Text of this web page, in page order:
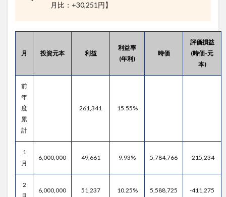
月比：+30,251円】
月 投資元本 利益
利益率
(年利)
時価
評価損益
(時価-元
本)
前
年
度
累
計
261,341 15.55%
1
月
6,000,000 49,661 9.93% 5,784,766 -215,234
2
6,000,000 51,237 10.25% 5,588,725 -411,275